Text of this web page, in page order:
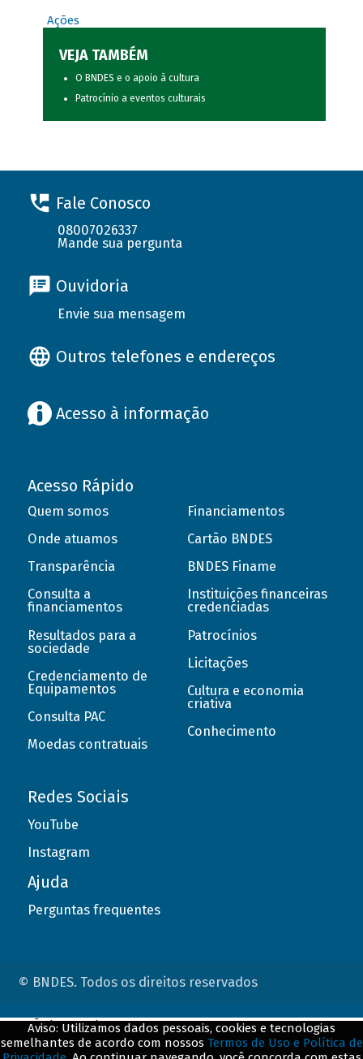
Ações
VEJA TAMBÉM
O BNDES e o apoio à cultura
Patrocínio a eventos culturais
Fale Conosco
08007026337
Mande sua pergunta
Ouvidoria
Envie sua mensagem
Outros telefones e endereços
Acesso à informação
Acesso Rápido
Quem somos
Onde atuamos
Transparência
Consulta a
financiamentos
Resultados para a
sociedade
Credenciamento de
Equipamentos
Consulta PAC
Moedas contratuais
Financiamentos
Cartão BNDES
BNDES Finame
Instituições financeiras
credenciadas
Patrocínios
Licitações
Cultura e economia
criativa
Conhecimento
Redes Sociais
YouTube
Instagram
Ajuda
Perguntas frequentes
© BNDES. Todos os direitos reservados
Aviso: Utilizamos dados pessoais, cookies e tecnologias
semelhantes de acordo com nossos Termos de Uso e Política de
ConteÃºdo complementar
${title}${badge}